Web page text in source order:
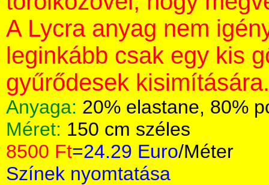
A Lycra anyag nem
leginkább csak egy kis
gyűrődesek kisimítására.
Anyaga: 20% elastane, 80%
Méret: 150 cm széles
8500 Ft=24.29 Euro/Méter
Színek nyomtatása